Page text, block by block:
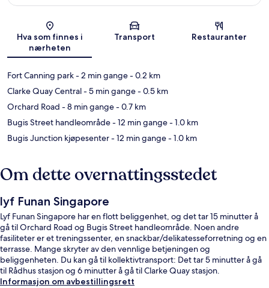
Kart
Hva som finnes i
nærheten
Transport Restauranter
Fort Canning park- 2 min gange- 0.2 km
Clarke Quay Central- 5 min gange- 0.5 km
Orchard Road - 8 min gange- 0.7 km
Bugis Street handleområde- 12 min gange- 1.0 km
Bugis Junction kjøpesenter- 12 min gange- 1.0 km
Om dette overnattingsstedet
lyf Funan Singapore
Lyf Funan Singapore har en flott beliggenhet, og det tar 15 minutter å
gå til Orchard Road og Bugis Street handleområde. Noen andre
fasiliteter er et treningssenter, en snackbar/delikatesseforretning og en
terrasse. Mange skryter av den vennlige betjeningen og
beliggenheten. Du kan gå til kollektivtransport: Det tar 5 minutter å gå
til Rådhus stasjon og 6 minutter å gå til Clarke Quay stasjon.
Informasjon om avbestillingsrett